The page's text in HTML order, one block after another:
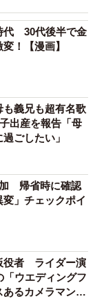
4/5
雑種犬つるちゃん
代 30代後半で金
！【漫画】
義兄も超有名歌
出産を報告「母
ごしたい」
加 帰省時に確認
」チェックポイ
役者 ライダー演
「ウエディングフ
るカメラマン求